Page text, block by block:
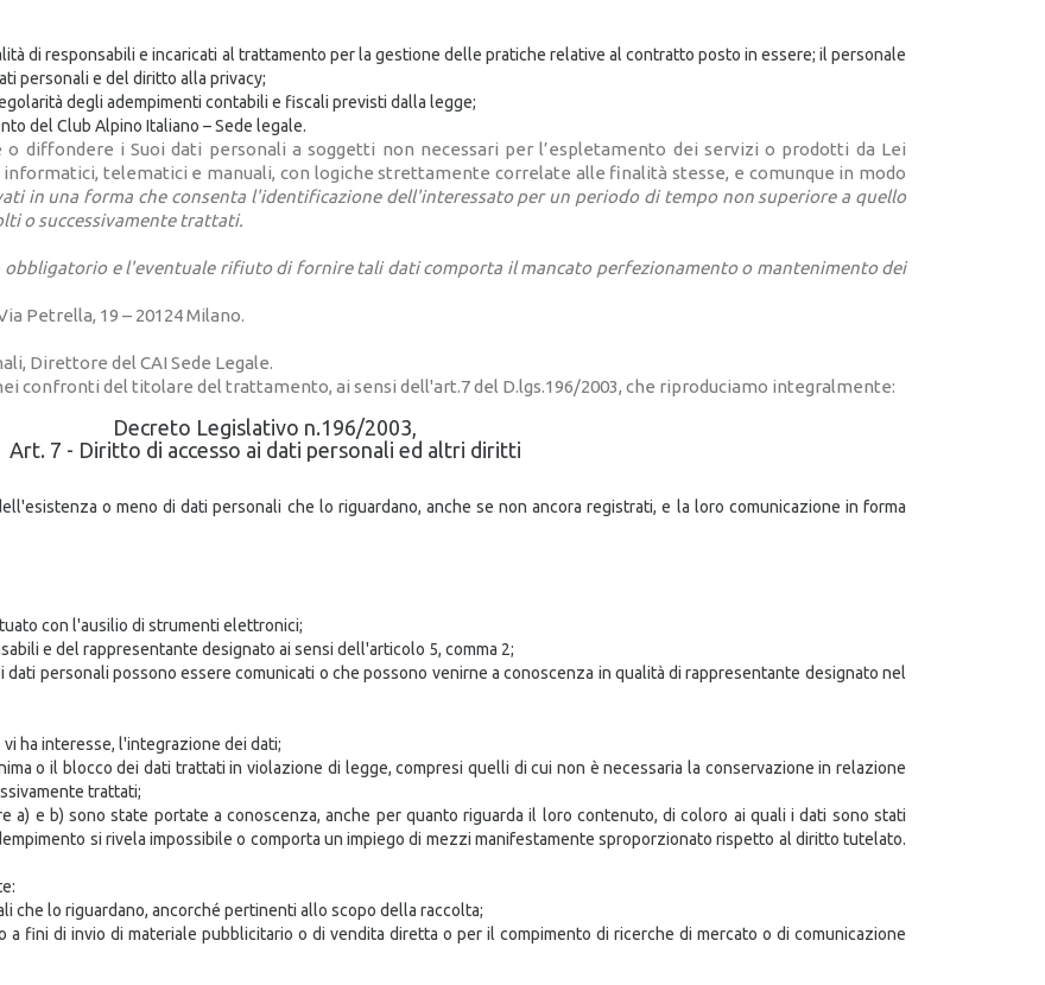
di responsabili e incaricati al trattamento per la gestione delle pratiche relative al contratto posto in essere; il personale
personali e del diritto alla privacy;
degli adempimenti contabili e fiscali previsti dalla legge;
del Club Alpino Italiano – Sede legale.
diffondere i Suoi dati personali a soggetti non necessari per l’espletamento dei servizi o prodotti da Lei
telematici e manuali, con logiche strettamente correlate alle finalità stesse, e comunque in modo
in una forma che consenta l'identificazione dell'interessato per un periodo di tempo non superiore a quello
o successivamente trattati.
obbligatorio e l'eventuale rifiuto di fornire tali dati comporta il mancato perfezionamento o mantenimento dei
Petrella, 19 – 20124 Milano.
Direttore del CAI Sede Legale.
confronti del titolare del trattamento, ai sensi dell'art.7 del D.lgs.196/2003, che riproduciamo integralmente:
Decreto Legislativo n.196/2003,
Art. 7 - Diritto di accesso ai dati personali ed altri diritti
o meno di dati personali che lo riguardano, anche se non ancora registrati, e la loro comunicazione in forma
con l'ausilio di strumenti elettronici;
e del rappresentante designato ai sensi dell'articolo 5, comma 2;
personali possono essere comunicati o che possono venirne a conoscenza in qualità di rappresentante designato nel
ha interesse, l'integrazione dei dati;
o il blocco dei dati trattati in violazione di legge, compresi quelli di cui non è necessaria la conservazione in relazione
trattati;
e b) sono state portate a conoscenza, anche per quanto riguarda il loro contenuto, di coloro ai quali i dati sono stati
si rivela impossibile o comporta un impiego di mezzi manifestamente sproporzionato rispetto al diritto tutelato.
che lo riguardano, ancorché pertinenti allo scopo della raccolta;
a fini di invio di materiale pubblicitario o di vendita diretta o per il compimento di ricerche di mercato o di comunicazione